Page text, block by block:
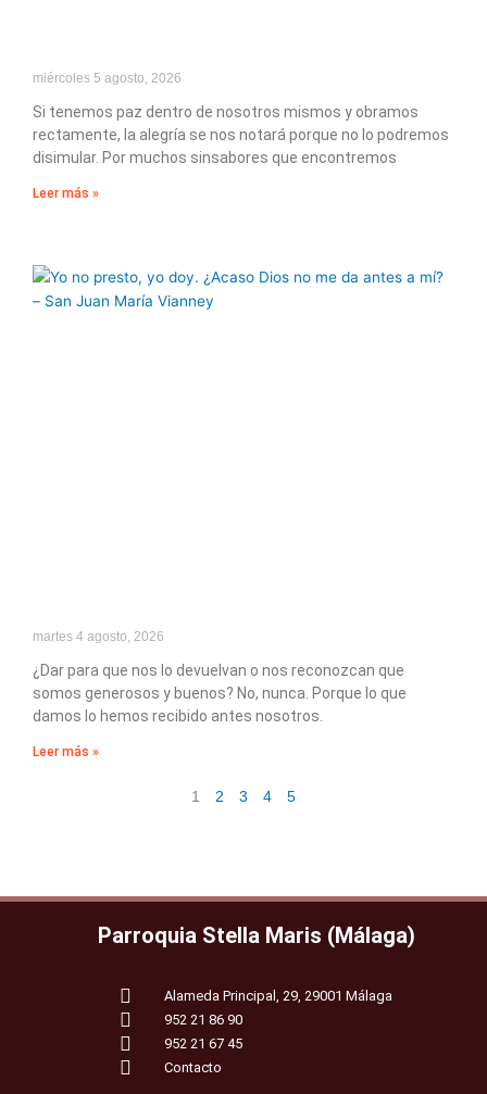
miércoles 5 agosto, 2026
Si tenemos paz dentro de nosotros mismos y obramos
rectamente, la alegría se nos notará porque no lo podremos
disimular. Por muchos sinsabores que encontremos
Leer más »
martes 4 agosto, 2026
¿Dar para que nos lo devuelvan o nos reconozcan que
somos generosos y buenos? No, nunca. Porque lo que
damos lo hemos recibido antes nosotros.
Leer más »
1 2 3 4 5
Parroquia Stella Maris (Málaga)
Alameda Principal, 29, 29001 Málaga
952 21 86 90
952 21 67 45
Contacto